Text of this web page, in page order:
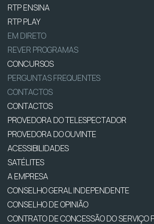
RTP ENSINA
RTP PLAY
EM DIRETO
REVER PROGRAMAS
CONCURSOS
PERGUNTAS FREQUENTES
CONTACTOS
CONTACTOS
PROVEDORA DO TELESPECTADOR
PROVEDORA DO OUVINTE
ACESSIBILIDADES
SATÉLITES
A EMPRESA
CONSELHO GERAL INDEPENDENTE
CONSELHO DE OPINIÃO
CONTRATO DE CONCESSÃO DO SERVIÇO